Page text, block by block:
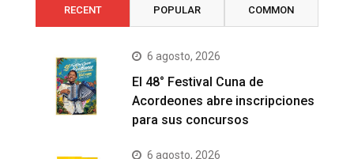
RECENT POPULAR COMMON
6 agosto, 2026
El 48° Festival Cuna de
Acordeones abre inscripciones
para sus concursos
6 agosto, 2026